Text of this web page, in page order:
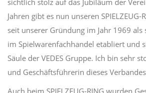
Jahren gibt es nun unseren
seit unserer Gründung im Jahr 1969 als
im Spielwarenfachhandel etabliert und
Säule der VEDES Gruppe. Ich bin sehr
und Geschäftsführerin dieses
Auch beim SPIELZEUG-RING wurden